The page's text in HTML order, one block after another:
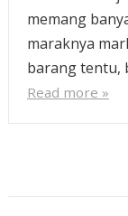
memang
maraknya
barang tentu,
Read more »